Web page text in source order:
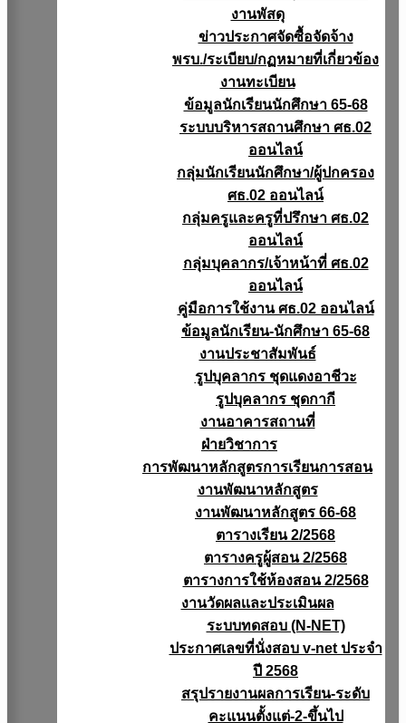
งานพัสดุ
ข่าวประกาศจัดซื้อจัดจ้าง
พรบ./ระเบียบ/กฏหมายที่เกี่ยวข้อง
งานทะเบียน
ข้อมูลนักเรียนนักศึกษา 65-68
ระบบบริหารสถานศึกษา ศธ.02
ออนไลน์
กลุ่มนักเรียนนักศึกษา/ผู้ปกครอง
ศธ.02 ออนไลน์
กลุ่มครูและครูที่ปรึกษา ศธ.02
ออนไลน์
กลุ่มบุคลากร/เจ้าหน้าที่ ศธ.02
ออนไลน์
คู่มือการใช้งาน ศธ.02 ออนไลน์
ข้อมูลนักเรียน-นักศึกษา 65-68
งานประชาสัมพันธ์
รูปบุคลากร ชุดแดงอาชีวะ
รูปบุคลากร ชุดกากี
งานอาคารสถานที่
ฝ่ายวิชาการ
การพัฒนาหลักสูตรการเรียนการสอน
งานพัฒนาหลักสูตร
งานพัฒนาหลักสูตร 66-68
ตารางเรียน 2/2568
ตารางครูผู้สอน 2/2568
ตารางการใช้ห้องสอน 2/2568
งานวัดผลเเละประเมินผล
ระบบทดสอบ (N-NET)
ประกาศเลขที่นั่งสอบ v-net ประจำ
ปี 2568
สรุปรายงานผลการเรียน-ระดับ
คะแนนตั้งแต่-2-ขึ้นไป